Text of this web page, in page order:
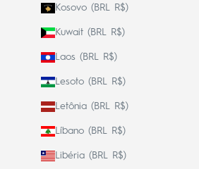
Kosovo (BRL R$)
Kuwait (BRL R$)
Laos (BRL R$)
Lesoto (BRL R$)
Letônia (BRL R$)
Líbano (BRL R$)
Libéria (BRL R$)